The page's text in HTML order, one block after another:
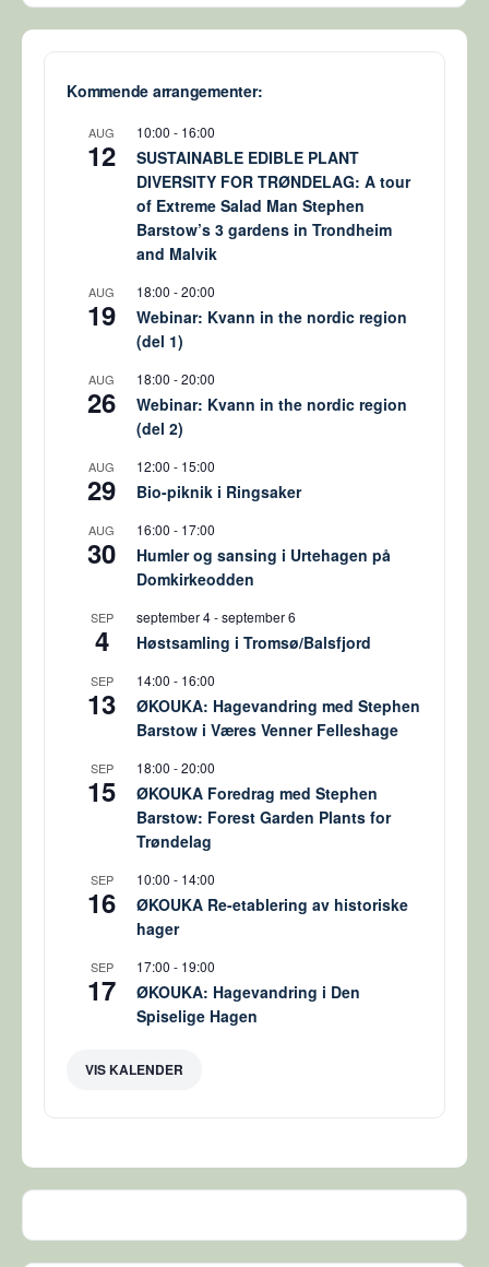
Kommende arrangementer:
AUG
12
10:00 - 16:00
SUSTAINABLE EDIBLE PLANT
DIVERSITY FOR TRØNDELAG: A tour
of Extreme Salad Man Stephen
Barstow’s 3 gardens in Trondheim
and Malvik
AUG
19
18:00 -20:00
Webinar: Kvann in the nordic region
(del 1)
AUG
26
18:00 -20:00
Webinar: Kvann in the nordic region
(del 2)
AUG
29
12:00 - 15:00
Bio-piknik i Ringsaker
AUG
30
16:00 - 17:00
Humler og sansing i Urtehagen på
Domkirkeodden
SEP
4
september 4-september 6
Høstsamling i Tromsø/Balsfjord
SEP
13
14:00 - 16:00
ØKOUKA: Hagevandring med Stephen
Barstow i Væres Venner Felleshage
SEP
15
18:00 -20:00
ØKOUKA Foredrag med Stephen
Barstow: Forest Garden Plants for
Trøndelag
SEP
16
10:00 - 14:00
ØKOUKA Re-etablering av historiske
hager
SEP
17
17:00 - 19:00
ØKOUKA: Hagevandring i Den
Spiselige Hagen
VIS KALENDER